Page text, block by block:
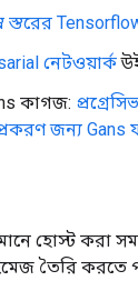
স্তরের
নেটওয়ার্ক
কাগজ:
প্রকরণ জন্য
হোস্ট করা
তৈরি করতে